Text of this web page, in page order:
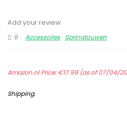
Add your review
9
Accessoires Springtouwen
Amazon.nl Price:€17.99(as of 07/04/
Shipping.